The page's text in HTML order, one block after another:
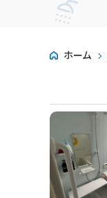
ホーム